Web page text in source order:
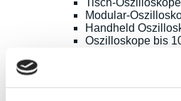
Modular-
Handheld
Oszilloskope bis
Oszilloskope bis